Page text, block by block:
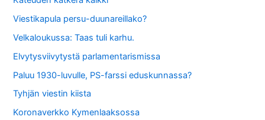
Viestikapula persu-duunareillako?
Velkaloukussa: Taas tuli karhu.
Elvytysviivytystä parlamentarismissa
Paluu 1930-luvulle, PS-farssi eduskunnassa?
Tyhjän viestin kiista
Koronaverkko Kymenlaaksossa